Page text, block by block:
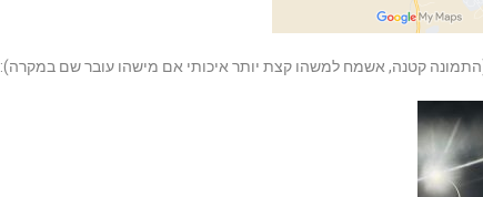
קטנה, אשמח למשהו קצת יותר איכותי אם מישהו עובר שם במקרה):